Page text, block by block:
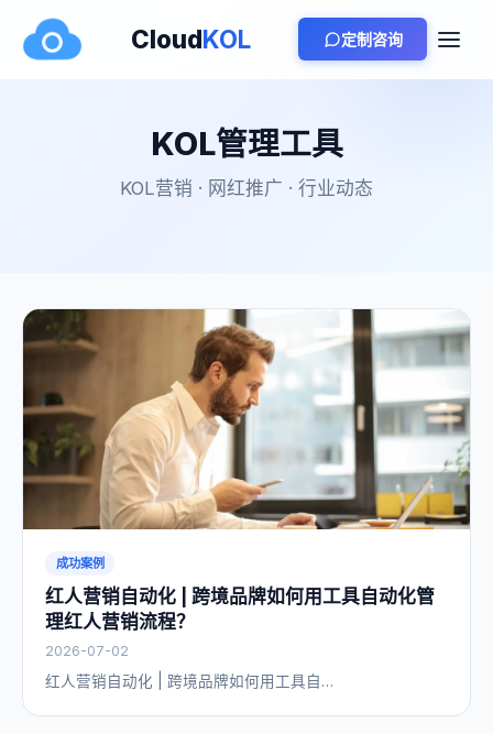
CloudKOL 定制咨询
KOL管理工具
KOL营销 · 网红推广 · 行业动态
成功案例
红人营销自动化 | 跨境品牌如何用工具自动化管
理红人营销流程？
2026-07-02
红人营销自动化 | 跨境品牌如何用工具自…